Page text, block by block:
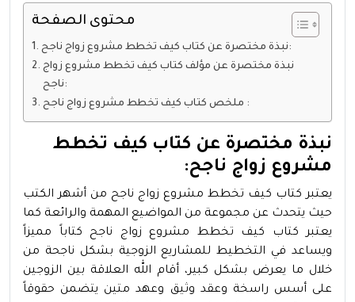
محتوى الصفحة
نبذة مختصرة عن كتاب كيف تخطط مشروع زواج ناجح:
نبذة مختصرة عن مؤلف كتاب كيف تخطط مشروع زواج
ناجح:
ملخص كتاب كيف تخطط مشروع زواج ناجح :
نبذة مختصرة عن كتاب كيف تخطط
مشروع زواج ناجح:
يعتبر كتاب كيف تخطط مشروع زواج ناجح من أشهر الكتب
حيث يتحدث عن مجموعة من المواضيع المهمة والرائعة كما
يعتبر كتاب كيف تخطط مشروع زواج ناجح كتاباً مميزاً
ويساعد في التخطيط للمشاريع الزوجية بشكل ناجحة من
خلال ما يعرض بشكل كبير، أقام الله العلاقة بين الزوجين
على أسس راسخة وعقد وثيق وعهد متين يتضمن حقوقاً